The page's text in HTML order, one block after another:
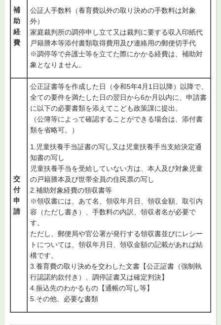
補
助
経
費
公証人手数料（養育費以外の取り決めの手数料は対象
外）
家庭裁判所の調停申し立て又は裁判に要する収入印紙代
戸籍謄本等添付書類取得費用及び連絡用の郵便切手代
※調停等で弁護士等を立てた際にかかる経費は、補助対
象となりません。
交
付
申
請
公正証書等を作成した日（令和5年4月1日以降）以降で、
全ての要件を満たした日の翌日から6か月以内に、申請書
に以下の必要書類を添えてこども政策課に提出。
（公簿等によって確認することができる場合は、添付書
類を省略可。）
1.児童扶養手当証書の写し又は児童扶養手当支給決定通
知書の写し
児童扶養手当を受給していない方は、本人及び対象児童
の戸籍謄本及び世帯全員の住民票の写し
2.補助対象経費の領収書等
※領収書には、あて名、領収年月日、領収金額、取引内
容（ただし書き）、手数料の内訳、領収者名が必要で
す。
ただし、郵便局や官公署が発行する領収書並びにレシー
トについては、領収年月日、領収金額の記載があれば結
構です。
3.養育費の取り決めを交わした文書【公正証書（強制執
行認諾約款付き）、調停証書又は確定判決】
4.振込先のわかるもの【通帳の写し等】
5.その他、必要な書類